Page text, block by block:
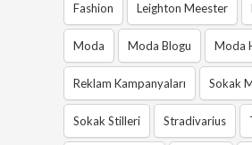
Fashion Leighton Meester
Moda Moda Blogu Moda
Reklam Kampanyaları Sokak
Sokak Stilleri Stradivarius